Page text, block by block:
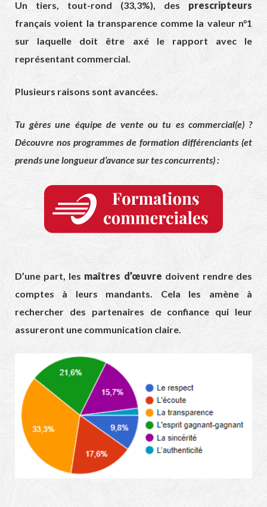
Un tiers, tout-rond (33,3%), des prescripteurs
français voient la transparence comme la valeur n°1
sur laquelle doit être axé le rapport avec le
représentant commercial.
Plusieurs raisons sont avancées.
Tu gères une équipe de vente ou tu es commercial(e) ?
Découvre nos programmes de formation différenciants (et
prends une longueur d’avance sur tes concurrents) :
D’une part, les maîtres d’œuvre doivent rendre des
comptes à leurs mandants. Cela les amène à
rechercher des partenaires de confiance qui leur
assureront une communication claire.